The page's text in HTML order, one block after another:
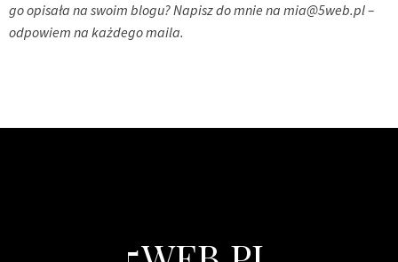
go opisała na swoim blogu? Napisz do mnie na mia@5web.pl–
odpowiem na każdego maila.